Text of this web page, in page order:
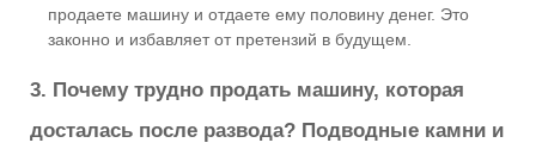
продаете машину и отдаете ему половину денег. Это
законно и избавляет от претензий в будущем.
3. Почему трудно продать машину, которая
досталась после развода? Подводные камни и